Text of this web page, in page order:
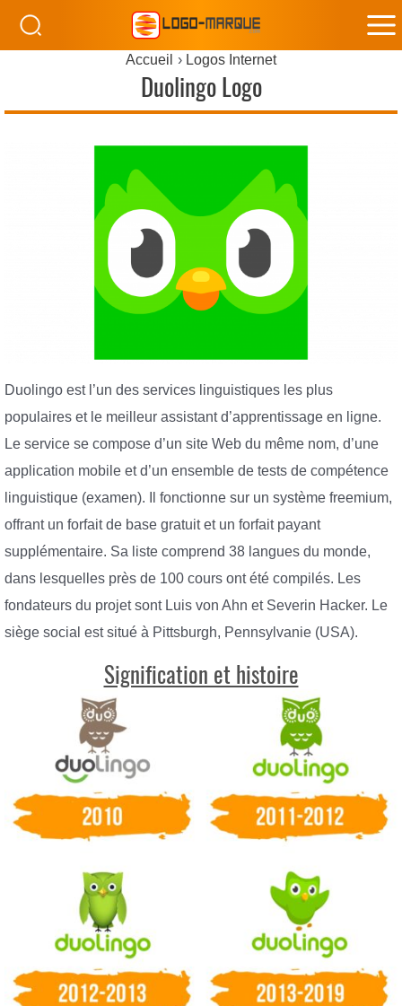
Accueil Logos Internet
Duolingo Logo
Duolingo est l’un des services linguistiques les plus
populaires et le meilleur assistant d’apprentissage en ligne.
Le service se compose d’un site Web du même nom, d’une
application mobile et d’un ensemble de tests de compétence
linguistique (examen). Il fonctionne sur un système freemium,
offrant un forfait de base gratuit et un forfait payant
supplémentaire. Sa liste comprend 38 langues du monde,
dans lesquelles près de 100 cours ont été compilés. Les
fondateurs du projet sont Luis von Ahn et Severin Hacker. Le
siège social est situé à Pittsburgh, Pennsylvanie (USA).
Signification et histoire